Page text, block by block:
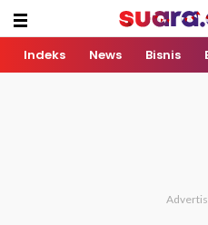
Indeks News Bisnis